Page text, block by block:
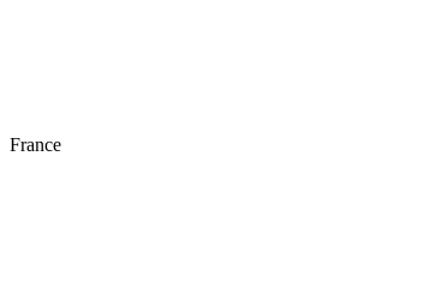
France